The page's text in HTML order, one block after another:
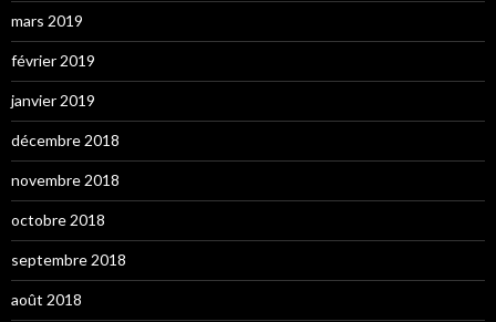
mars 2019
février 2019
janvier 2019
décembre 2018
novembre 2018
octobre 2018
septembre 2018
août 2018